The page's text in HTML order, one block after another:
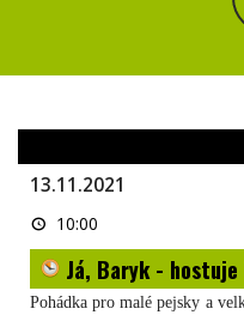
13.11.2021
Já,
Baryk
-
hostuje
Týbrďo
divadlo
10:00
Já, Baryk -
Pohádka pro malé pejsky a